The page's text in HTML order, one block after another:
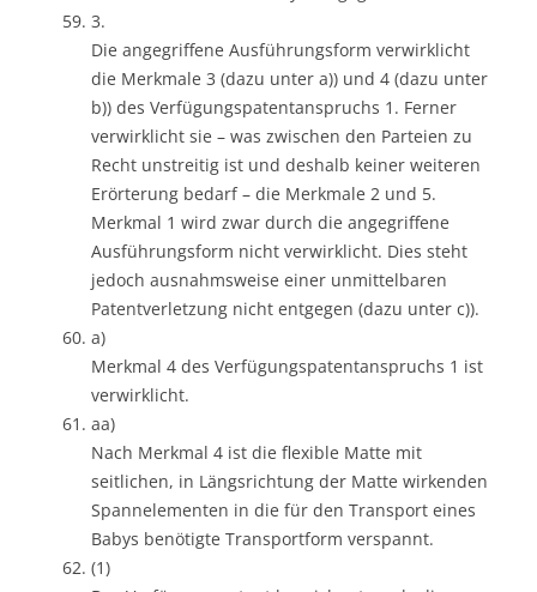
3.
Die angegriffene Ausführungsform verwirklicht
die Merkmale 3 (dazu unter a)) und 4 (dazu unter
b)) des Verfügungspatentanspruchs 1. Ferner
verwirklicht sie – was zwischen den Parteien zu
Recht unstreitig ist und deshalb keiner weiteren
Erörterung bedarf – die Merkmale 2 und 5.
Merkmal 1 wird zwar durch die angegriffene
Ausführungsform nicht verwirklicht. Dies steht
jedoch ausnahmsweise einer unmittelbaren
Patentverletzung nicht entgegen (dazu unter c)).
a)
Merkmal 4 des Verfügungspatentanspruchs 1 ist
verwirklicht.
aa)
Nach Merkmal 4 ist die flexible Matte mit
seitlichen, in Längsrichtung der Matte wirkenden
Spannelementen in die für den Transport eines
Babys benötigte Transportform verspannt.
(1)